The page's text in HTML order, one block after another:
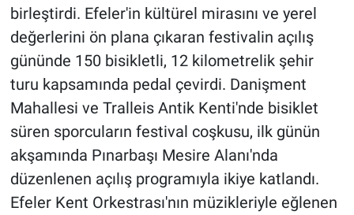
birleştirdi. Efeler'in kültürel mirasını ve yerel
değerlerini ön plana çıkaran festivalin açılış
gününde 150 bisikletli, 12 kilometrelik şehir
turu kapsamında pedal çevirdi. Danişment
Mahallesi ve Tralleis Antik Kenti'nde bisiklet
süren sporcuların festival coşkusu, ilk günün
akşamında Pınarbaşı Mesire Alanı'nda
düzenlenen açılış programıyla ikiye katlandı.
Efeler Kent Orkestrası'nın müzikleriyle eğlenen